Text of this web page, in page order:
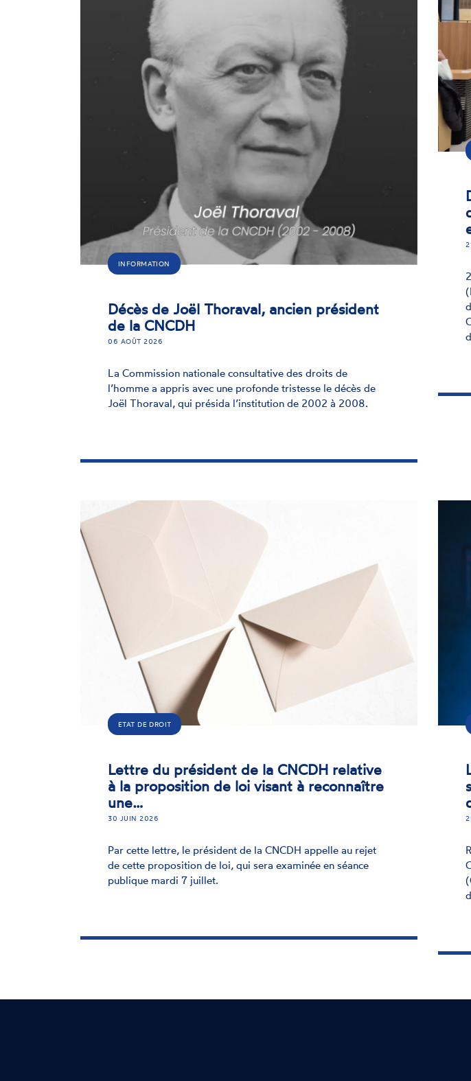
INFORMATION
Décès de Joël Thoraval, ancien président
de la CNCDH
06 AOÛT 2026
La Commission nationale consultative des droits de
l’homme a appris avec une profonde tristesse le décès de
Joël Thoraval, qui présida l’institution de 2002 à 2008.
ETAT DE DROIT
Lettre du président de la CNCDH relative
à la proposition de loi visant à reconnaître
une…
30 JUIN 2026
Par cette lettre, le président de la CNCDH appelle au rejet
de cette proposition de loi, qui sera examinée en séance
publique mardi 7 juillet.